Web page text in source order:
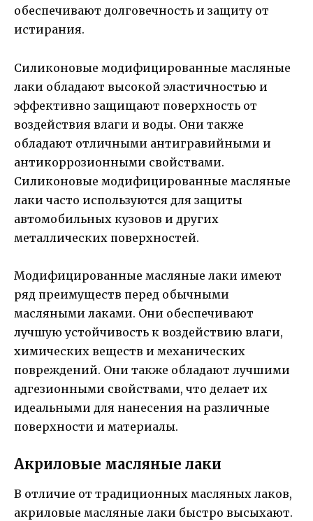
обеспечивают долговечность и защиту от
истирания.
Силиконовые модифицированные масляные
лаки обладают высокой эластичностью и
эффективно защищают поверхность от
воздействия влаги и воды. Они также
обладают отличными антигравийными и
антикоррозионными свойствами.
Силиконовые модифицированные масляные
лаки часто используются для защиты
автомобильных кузовов и других
металлических поверхностей.
Модифицированные масляные лаки имеют
ряд преимуществ перед обычными
масляными лаками. Они обеспечивают
лучшую устойчивость к воздействию влаги,
химических веществ и механических
повреждений. Они также обладают лучшими
адгезионными свойствами, что делает их
идеальными для нанесения на различные
поверхности и материалы.
Акриловые масляные лаки
В отличие от традиционных масляных лаков,
акриловые масляные лаки быстро высыхают.